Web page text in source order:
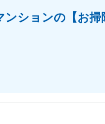
ションの【お